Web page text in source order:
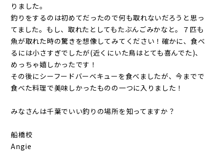
りました。
釣りをするのは初めてだったので何も取れないだろうと思っ
てました。もし、取れたとしてもたぶんごみかなと。７匹も
魚が取れた時の驚きを想像してみてください！確かに、食べ
るには小さすぎでしたが(近くにいた鳥はとても喜んでた)、
めっちゃ嬉しかったです！
その後にシーフードバーベキューを食べましたが、今までで
食べた料理で美味しかったものの一つに入りました！
みなさんは千葉でいい釣りの場所を知ってますか？
船橋校
Angie